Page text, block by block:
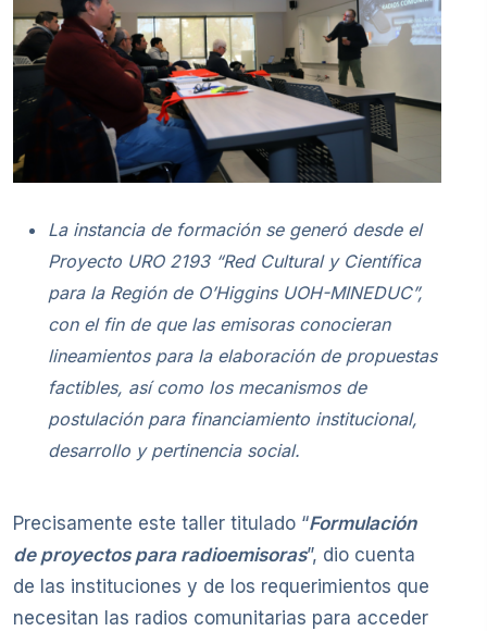
La instancia de formación se generó desde el
Proyecto URO 2193 “Red Cultural y Científica
para la Región de O’Higgins UOH-MINEDUC”,
con el fin de que las emisoras conocieran
lineamientos para la elaboración de propuestas
factibles, así como los mecanismos de
postulación para financiamiento institucional,
desarrollo y pertinencia social.
Precisamente este taller titulado “Formulación
de proyectos para radioemisoras”, dio cuenta
de las instituciones y de los requerimientos que
necesitan las radios comunitarias para acceder